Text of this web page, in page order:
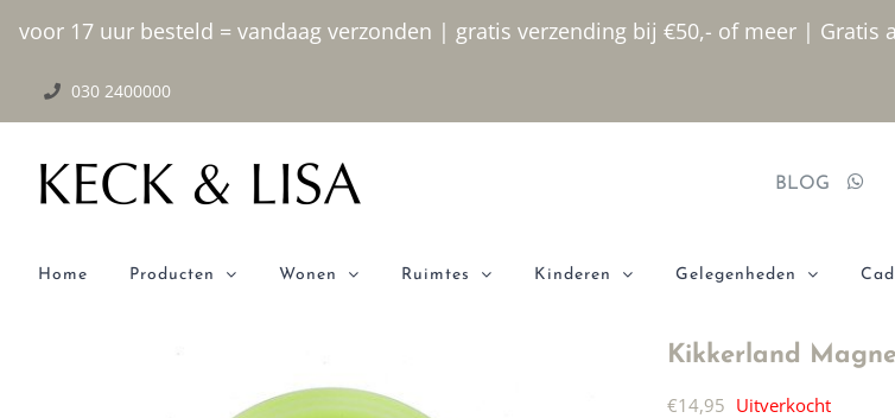
voor 17 uur besteld = vandaag verzonden | gratis verzending bij €50,- of meer |
inhoud
030 2400000
BLOG
Home Producten Wonen Ruimtes Kinderen Gelegenheden
Kikkerland
€14,95 Uitverkocht